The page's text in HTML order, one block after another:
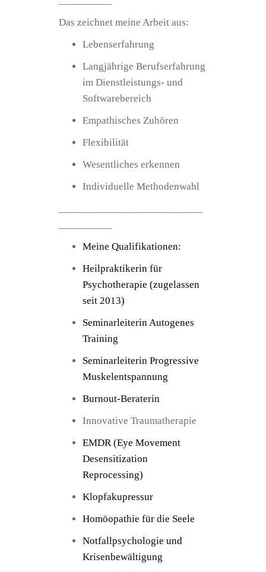
Das zeichnet meine Arbeit aus:
Lebenserfahrung
Langjährige Berufserfahrung
im Dienstleistungs- und
Softwarebereich
Empathisches Zuhören
Flexibilität
Wesentliches erkennen
Individuelle Methodenwahl
Meine Qualifikationen:
Heilpraktikerin für
Psychotherapie (zugelassen
seit 2013)
Seminarleiterin Autogenes
Training
Seminarleiterin Progressive
Muskelentspannung
Burnout-Beraterin
Innovative Traumatherapie
EMDR (Eye Movement
Desensitization
Reprocessing)
Klopfakupressur
Homöopathie für die Seele
Notfallpsychologie und
Krisenbewältigung